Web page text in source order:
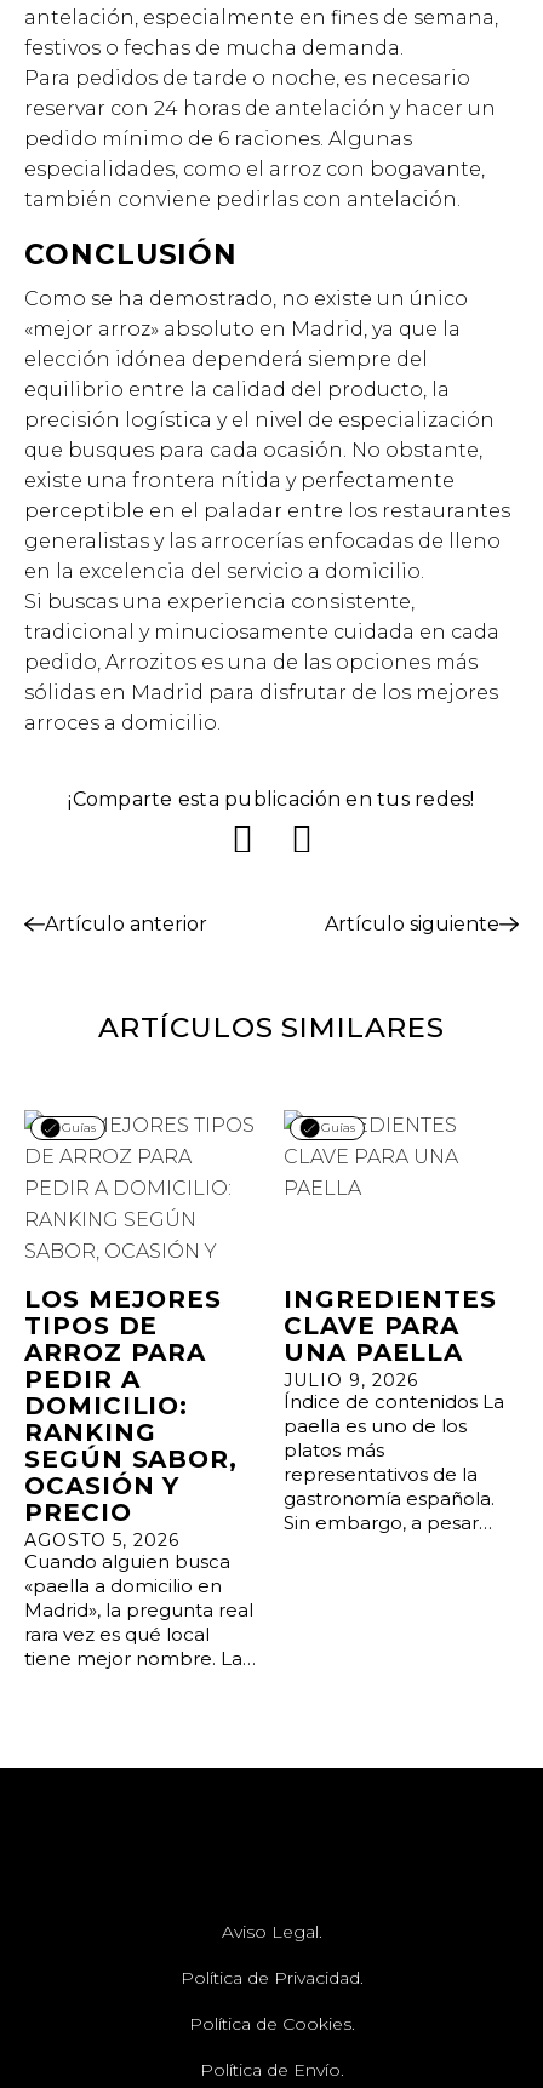
antelación, especialmente en fines de semana,
festivos o fechas de mucha demanda.
Para pedidos de tarde o noche, es necesario
reservar con 24 horas de antelación y hacer un
pedido mínimo de 6 raciones. Algunas
especialidades, como el arroz con bogavante,
también conviene pedirlas con antelación.
CONCLUSIÓN
Como se ha demostrado, no existe un único
«mejor arroz» absoluto en Madrid, ya que la
elección idónea dependerá siempre del
equilibrio entre la calidad del producto, la
precisión logística y el nivel de especialización
que busques para cada ocasión. No obstante,
existe una frontera nítida y perfectamente
perceptible en el paladar entre los restaurantes
generalistas y las arrocerías enfocadas de lleno
en la excelencia del servicio a domicilio.
Si buscas una experiencia consistente,
tradicional y minuciosamente cuidada en cada
pedido, Arrozitos es una de las opciones más
sólidas en Madrid para disfrutar de los mejores
arroces a domicilio.
¡Comparte esta publicación en tus redes!
Artículo anterior Artículo siguiente
ARTÍCULOS SIMILARES
Guías
LOS MEJORES
TIPOS DE
ARROZ PARA
PEDIR A
DOMICILIO:
RANKING
SEGÚN SABOR,
OCASIÓN Y
PRECIO
AGOSTO 5, 2026
Cuando alguien busca
«paella a domicilio en
Madrid», la pregunta real
rara vez es qué local
tiene mejor nombre. La…
Guías
INGREDIENTES
CLAVE PARA
UNA PAELLA
JULIO 9, 2026
Índice de contenidos La
paella es uno de los
platos más
representativos de la
gastronomía española.
Sin embargo, a pesar…
Aviso Legal.
Política de Privacidad.
Política de Cookies.
Política de Envío.